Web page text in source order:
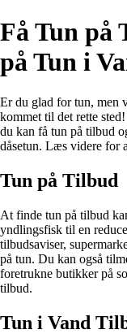
Få Tun på
på Tun i
Er du glad for tun, men
kommet til det rette
du kan få tun på tilbud
dåsetun. Læs videre for
Tun på Tilbud
At finde tun på tilbud
yndlingsfisk til en
tilbudsaviser,
på tun. Du kan også
foretrukne butikker på
tilbud.
Tun i Vand